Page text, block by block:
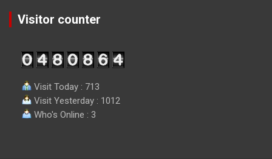
Visitor counter
Visit Today : 713
Visit Yesterday : 1012
Who's Online : 3